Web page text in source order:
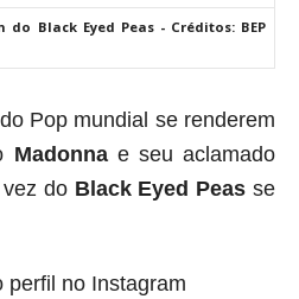
Black Eyed Peas - Créditos: BEP
Pop mundial se renderem
Madonna
do Black Eyed Peas se
perfil no Instagram